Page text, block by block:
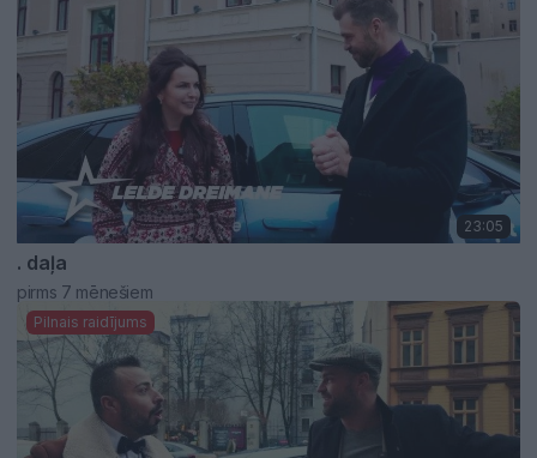
23:05
. daļa
pirms 7 mēnešiem
Pilnais raidījums